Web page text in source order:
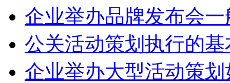
企业举办品牌发布会
公关活动策划执行的
企业举办大型活动策